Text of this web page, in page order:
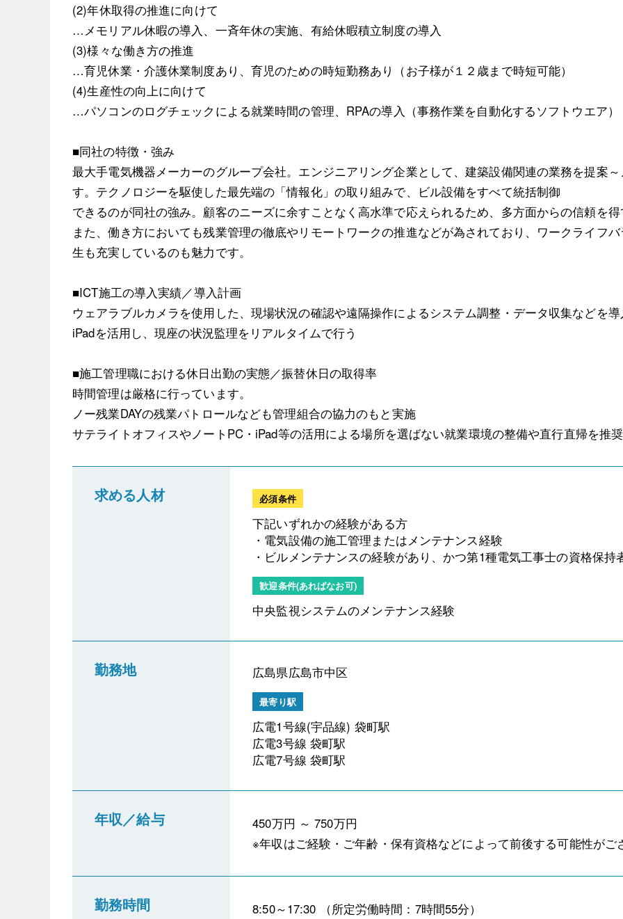
(2)年休取得の推進に向けて
…メモリアル休暇の導入、一斉年休の実施、有給休暇積立制度の導入
(3)様々な働き方の推進
…育児休業・介護休業制度あり、育児のための時短勤務あり（お子様が１２歳まで時短可能）
(4)生産性の向上に向けて
…パソコンのログチェックによる就業時間の管理、RPAの導入（事務作業を自動化するソフトウエア）
■同社の特徴・強み
最大手電気機器メーカーのグループ会社。エンジニアリング企業として、建築設備関連の業務を提案
す。テクノロジーを駆使した最先端の「情報化」の取り組みで、ビル設備をすべて統括制御
できるのが同社の強み。顧客のニーズに余すことなく高水準で応えられるため、多方面からの信頼を
また、働き方においても残業管理の徹底やリモートワークの推進などが為されており、ワークライフ
生も充実しているのも魅力です。
■ICT施工の導入実績／導入計画
ウェアラブルカメラを使用した、現場状況の確認や遠隔操作によるシステム調整・データ収集などを
iPadを活用し、現座の状況監理をリアルタイムで行う
■施工管理職における休日出勤の実態／振替休日の取得率
時間管理は厳格に行っています。
ノー残業DAYの残業パトロールなども管理組合の協力のもと実施
サテライトオフィスやノートPC・iPad等の活用による場所を選ばない就業環境の整備や直行直帰を推奨
求める人材 必須条件
下記いずれかの経験がある方
・電気設備の施工管理またはメンテナンス経験
・ビルメンテナンスの経験があり、かつ第1種電気工事士の資格保持
歓迎条件(あればなお可)
中央監視システムのメンテナンス経験
勤務地 広島県広島市中区
最寄り駅
広電1号線(宇品線) 袋町駅
広電3号線 袋町駅
広電7号線 袋町駅
年収／給与
450万円 ～ 750万円
※年収はご経験・ご年齢・保有資格などによって前後する可能性がご
勤務時間
8:50～17:30 （所定労働時間：7時間55分）